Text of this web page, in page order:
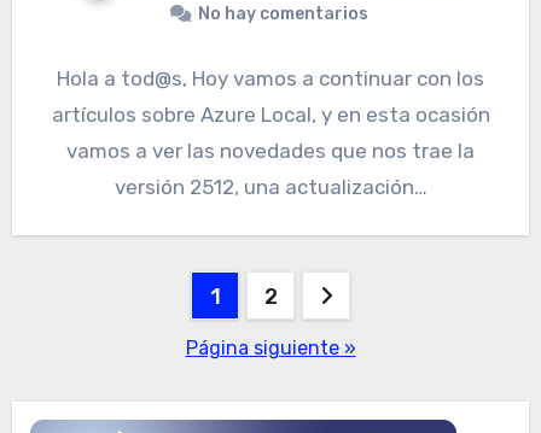
No hay comentarios
Hola a tod@s, Hoy vamos a continuar con los
artículos sobre Azure Local, y en esta ocasión
vamos a ver las novedades que nos trae la
versión 2512, una actualización…
Paginación1 2
Página siguiente »